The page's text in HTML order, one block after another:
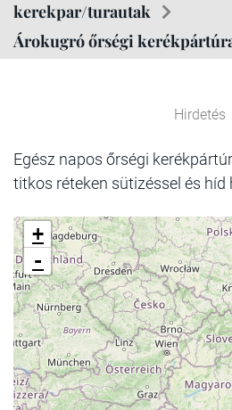
kerekpar/turautak
Árokugró őrségi
Hirdetés
Egész napos őrségi
titkos réteken sütizéssel és
+
-